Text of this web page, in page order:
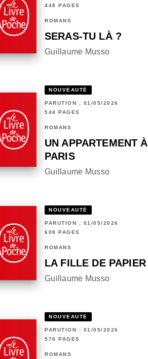
448 PAGES
ROMANS
SERAS-TU LÀ ?
Guillaume Musso
NOUVEAUTÉ
PARUTION : 01/05/2026
544 PAGES
ROMANS
UN APPARTEMENT À
PARIS
Guillaume Musso
NOUVEAUTÉ
PARUTION : 01/05/2026
608 PAGES
ROMANS
LA FILLE DE PAPIER
Guillaume Musso
NOUVEAUTÉ
PARUTION : 01/05/2026
576 PAGES
ROMANS